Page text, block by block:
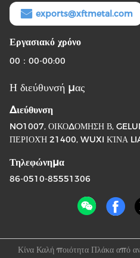
exports@xftmetal.com
Εργασιακό χρόνο
00：00-00:00
Η διεύθυνσή μας
Διεύθυνση
NO1007, ΟΙΚΟΔΟΜΗΣΗ Β,
ΠΕΡΙΟΧΉ 21400, WUXI ΚΊΝΑ
Τηλεφώνημα
86-0510-85551306
Κίνα Καλή ποιότητα Πλάκα από